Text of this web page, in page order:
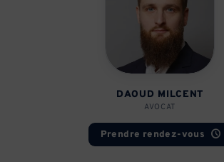
DAOUD MILCENT
AVOCAT
Prendre rendez-vous